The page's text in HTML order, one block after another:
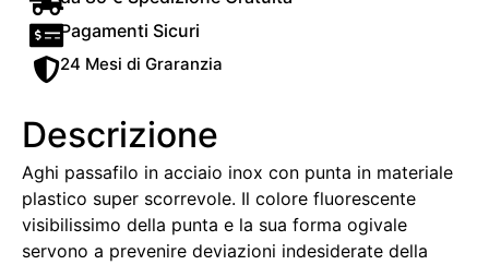
Pagamenti Sicuri
24 Mesi di Graranzia
Descrizione
Aghi passafilo in acciaio inox con punta in materiale
plastico super scorrevole. Il colore fluorescente
visibilissimo della punta e la sua forma ogivale
servono a prevenire deviazioni indesiderate della